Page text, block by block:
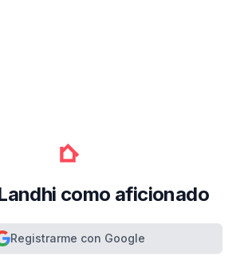
como aficionado
Registrarme con Google